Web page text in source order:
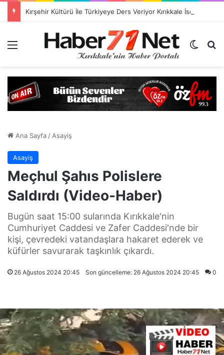
Dış
Ana Sayfa/Asayiş
Asayiş
Meçhul Şahıs Polislere
Saldırdı (Video-Haber)
Bugün saat 15:00 sularında Kırıkkale'nin
Cumhuriyet Caddesi ve Zafer Caddesi'nde bir
kişi, çevredeki vatandaşlara hakaret ederek ve
küfürler savurarak taşkınlık çıkardı.
26 Ağustos 2024 20:45 Son güncelleme: 26 Ağustos 2024 20:45 0